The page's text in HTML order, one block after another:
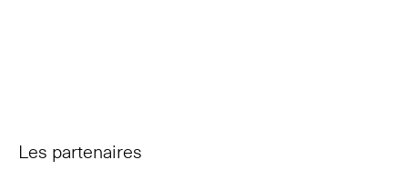
Les partenaires